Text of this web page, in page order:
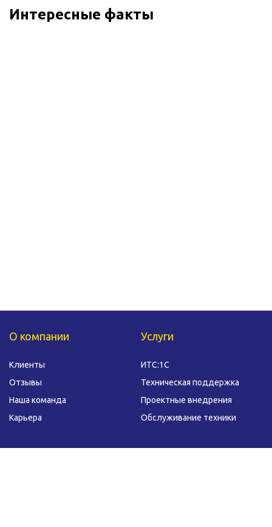
Интересные факты
О компании
Клиенты
Отзывы
Наша команда
Карьера
Услуги
ИТС:1С
Техническая поддержка
Проектные внедрения
Обслуживание техники